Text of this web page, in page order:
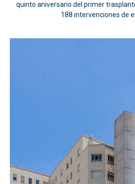
quinto aniversario del primer
188 intervenciones de